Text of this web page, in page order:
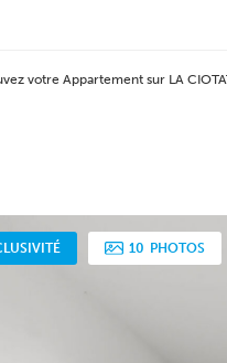
votre Appartement sur LA
10 PHOTOS